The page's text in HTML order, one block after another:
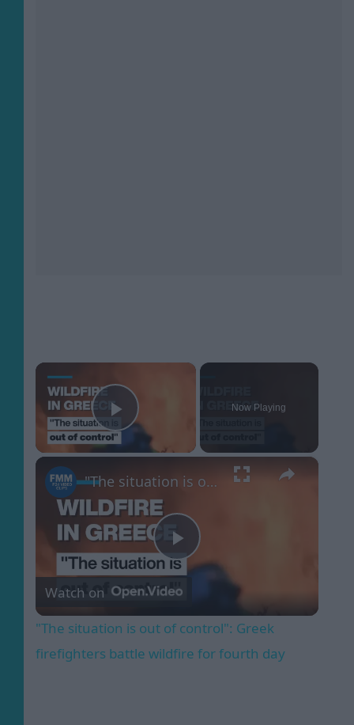
×
Play Video
Now Playing
×
Play
Video
"The situation is out of control": Greek firefighters battle wildfire for fourth day
Watch on
"The situation is out of control": Greek
firefighters battle wildfire for fourth day